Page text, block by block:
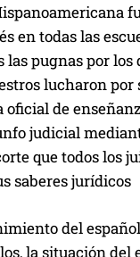
en todas las
pugnas por
lucharon
de
judicial
que todos los
saberes jurídicos
del
la situación